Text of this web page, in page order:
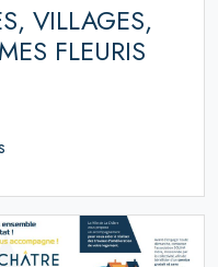
VILLAGES,
FLEURIS